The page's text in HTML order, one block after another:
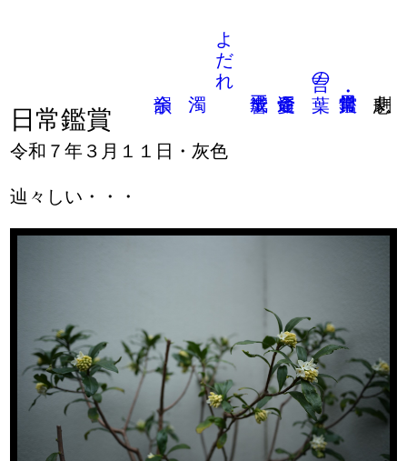
言の葉
よだれ
日常鑑賞
令和７年３月１１日・灰色
辿々しい・・・